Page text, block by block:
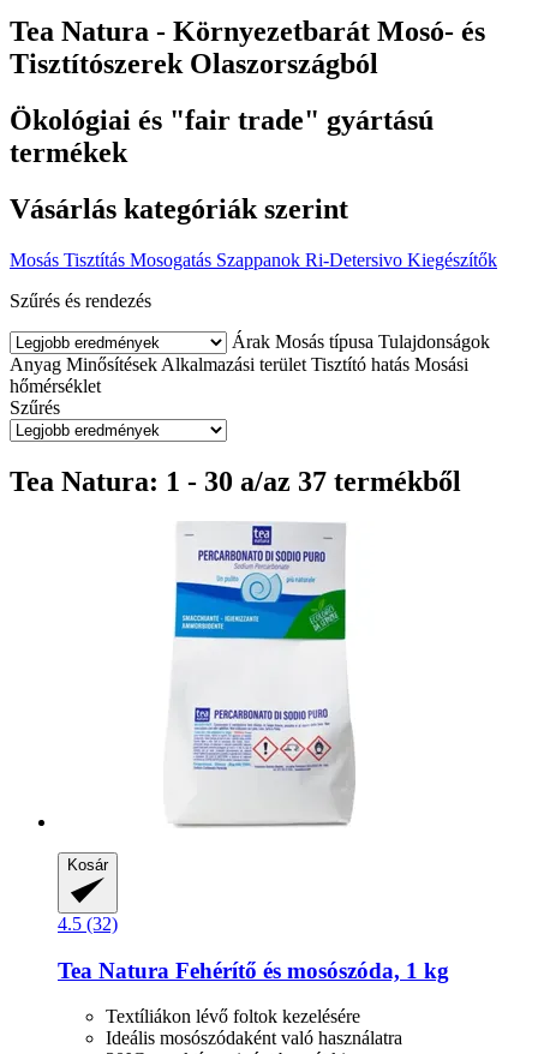
Tea Natura - Környezetbarát Mosó- és
Tisztítószerek Olaszországból
Ökológiai és "fair trade" gyártású
termékek
Vásárlás kategóriák szerint
Mosás Tisztítás Mosogatás Szappanok Ri-Detersivo Kiegészítők
Szűrés és rendezés
Árak Mosás típusa Tulajdonságok
Anyag Minősítések Alkalmazási terület Tisztító hatás Mosási
hőmérséklet
Szűrés
Tea Natura: 1 - 30 a/az 37 termékből
Kosár
4.5 (32)
Tea Natura Fehérítő és mosószóda, 1 kg
Textíliákon lévő foltok kezelésére
Ideális mosószódaként való használatra